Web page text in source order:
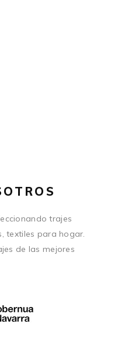
trajes
textiles para hogar.
de las mejores